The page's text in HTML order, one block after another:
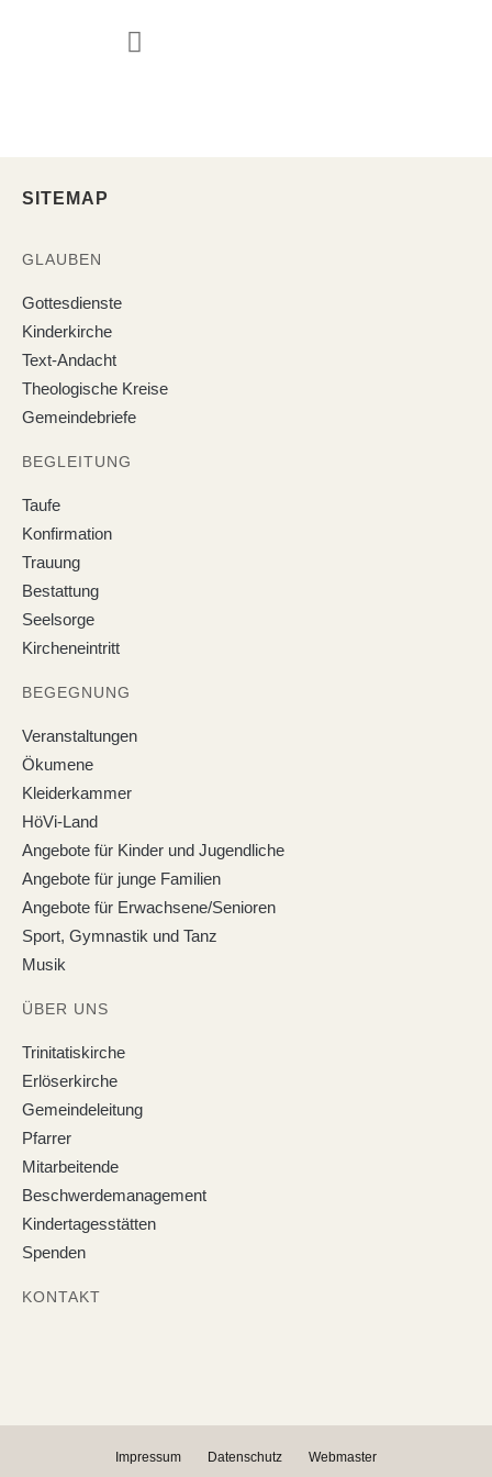
SITEMAP
GLAUBEN
Gottesdienste
Kinderkirche
Text-Andacht
Theologische Kreise
Gemeindebriefe
BEGLEITUNG
Taufe
Konfirmation
Trauung
Bestattung
Seelsorge
Kircheneintritt
BEGEGNUNG
Veranstaltungen
Ökumene
Kleiderkammer
HöVi-Land
Angebote für Kinder und Jugendliche
Angebote für junge Familien
Angebote für Erwachsene/Senioren
Sport, Gymnastik und Tanz
Musik
ÜBER UNS
Trinitatiskirche
Erlöserkirche
Gemeindeleitung
Pfarrer
Mitarbeitende
Beschwerdemanagement
Kindertagesstätten
Spenden
KONTAKT
Impressum Datenschutz Webmaster